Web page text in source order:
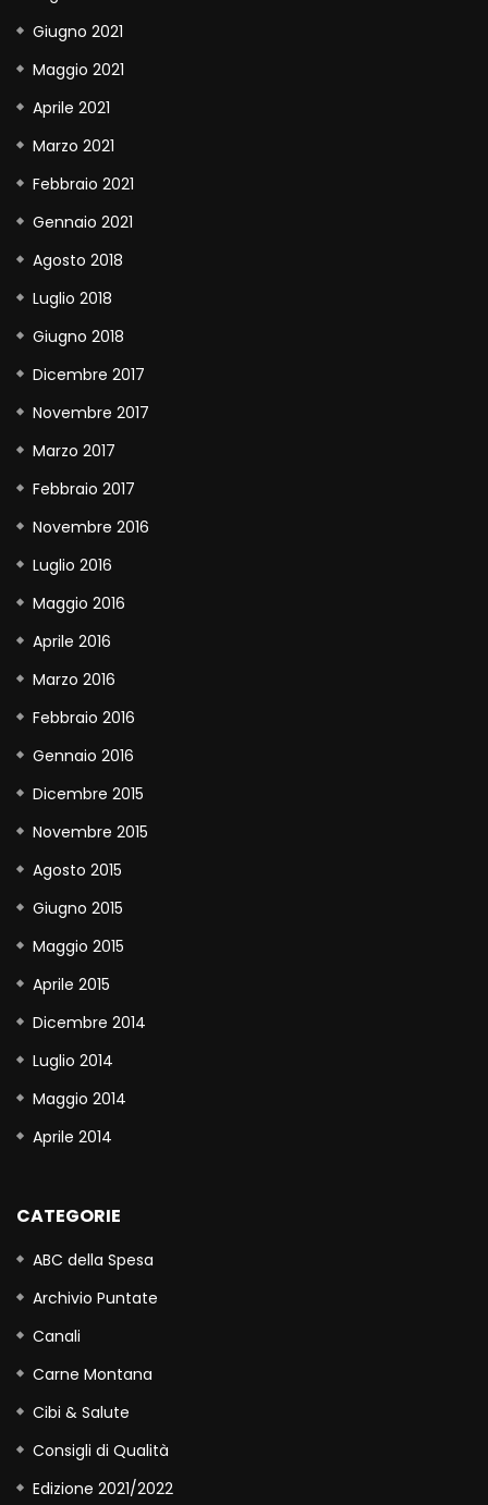
Giugno 2021
Maggio 2021
Aprile 2021
Marzo 2021
Febbraio 2021
Gennaio 2021
Agosto 2018
Luglio 2018
Giugno 2018
Dicembre 2017
Novembre 2017
Marzo 2017
Febbraio 2017
Novembre 2016
Luglio 2016
Maggio 2016
Aprile 2016
Marzo 2016
Febbraio 2016
Gennaio 2016
Dicembre 2015
Novembre 2015
Agosto 2015
Giugno 2015
Maggio 2015
Aprile 2015
Dicembre 2014
Luglio 2014
Maggio 2014
Aprile 2014
CATEGORIE
ABC della Spesa
Archivio Puntate
Canali
Carne Montana
Cibi & Salute
Consigli di Qualità
Edizione 2021/2022